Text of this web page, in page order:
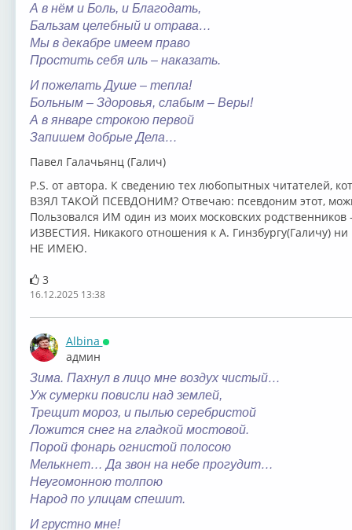
А в нём и Боль, и Благодать,
Бальзам целебный и отрава…
Мы в декабре имеем право
Простить себя иль – наказать.
И пожелать Душе – тепла!
Больным – Здоровья, слабым – Веры!
А в январе строкою первой
Запишем добрые Дела…
Павел Галачьянц (Галич)
P.S. от автора. К сведению тех любопытных читателей,
ВЗЯЛ ТАКОЙ ПCЕВДОНИМ? Отвечаю: псевдоним этот,
Пользовался ИМ один из моих московских
ИЗВЕСТИЯ. Никакого отношения к А. Гинзбургу(Галичу)
НЕ ИМЕЮ.
3
16.12.2025 13:38
Albina
Онлайн
админ
Зима. Пахнул в лицо мне воздух чистый…
Уж сумерки повисли над землей,
Трещит мороз, и пылью серебристой
Ложится снег на гладкой мостовой.
Порой фонарь огнистой полосою
Мелькнет… Да звон на небе прогудит…
Неугомонною толпою
Народ по улицам спешит.
И грустно мне!